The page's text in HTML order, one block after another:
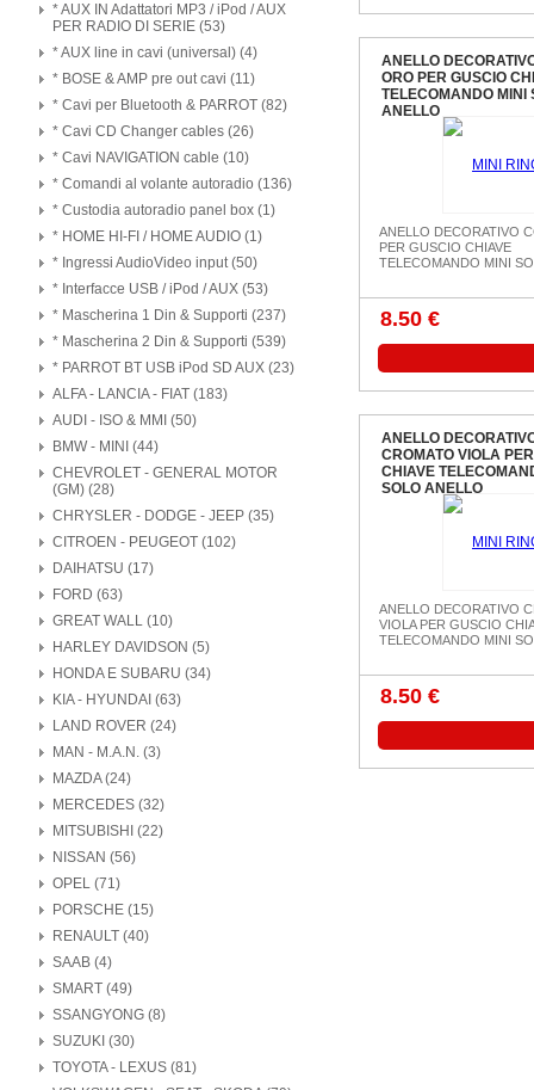
* AUX IN Adattatori MP3 / iPod / AUX
PER RADIO DI SERIE (53)
* AUX line in cavi (universal) (4)
* BOSE & AMP pre out cavi (11)
* Cavi per Bluetooth & PARROT (82)
* Cavi CD Changer cables (26)
* Cavi NAVIGATION cable (10)
* Comandi al volante autoradio (136)
* Custodia autoradio panel box (1)
* HOME HI-FI / HOME AUDIO (1)
* Ingressi AudioVideo input (50)
* Interfacce USB / iPod / AUX (53)
* Mascherina 1 Din & Supporti (237)
* Mascherina 2 Din & Supporti (539)
* PARROT BT USB iPod SD AUX (23)
ALFA - LANCIA - FIAT (183)
AUDI - ISO & MMI (50)
BMW - MINI (44)
CHEVROLET - GENERAL MOTOR
(GM) (28)
CHRYSLER - DODGE - JEEP (35)
CITROEN - PEUGEOT (102)
DAIHATSU (17)
FORD (63)
GREAT WALL (10)
HARLEY DAVIDSON (5)
HONDA E SUBARU (34)
KIA - HYUNDAI (63)
LAND ROVER (24)
MAN - M.A.N. (3)
MAZDA (24)
MERCEDES (32)
MITSUBISHI (22)
NISSAN (56)
OPEL (71)
PORSCHE (15)
RENAULT (40)
SAAB (4)
SMART (49)
SSANGYONG (8)
SUZUKI (30)
TOYOTA - LEXUS (81)
ANELLO
ORO PER GUSCIO
TELECOMANDO MINI
ANELLO
ANELLO DECORATIVO
PER GUSCIO CHIAVE
TELECOMANDO MINI
8.50 €
ANELLO
CROMATO VIOLA
CHIAVE
SOLO ANELLO
ANELLO DECORATIVO
VIOLA PER GUSCIO
TELECOMANDO MINI
8.50 €